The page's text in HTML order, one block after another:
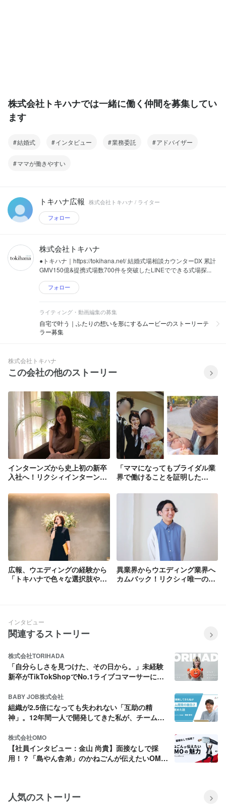
株式会社トキハナでは一緒に働く仲間を募集してい
ます
結婚式 インタビュー 業務委託 アドバイザー
ママが働きやすい
トキハナ広報 株式会社トキハナ / ライター
フォロー
株式会社トキハナ
●トキハナ｜https://tokihana.net/ 結婚式場相談カウンターDX 累計
GMV150億&提携式場数700件を突破したLINEでできる式場探...
フォロー
ライティング・動画編集の募集
自宅で叶う｜ふたりの想いを形にするムービーのストーリーテ
ラー募集
株式会社トキハナ
この会社の他のストーリー
インターンズから史上初の新卒
入社へ！リクシィインターンズ
ん】
「ママになってもブライダル業
界で働けることを証明した
ンタビュー【眞下菜摘さん】
広報、ウエディングの経験から
「トキハナで色々な選択肢や可
異業界からウエディング業界へ
カムバック！リクシィ唯一の全
インタビュー
関連するストーリー
株式会社TORIHADA
「自分らしさを見つけた、その日から。」未経験
新卒がTikTokShopでNo.1ライブコマーサーにな
BABY JOB株式会社
組織が2.5倍になっても失われない「互助の精
神」。12年間一人で開発してきた私が、チーム開
株式会社OMO
【社員インタビュー：金山 尚貴】面接なしで採
用！？「島やん舎弟」のかねごんが伝えたいOMO
人気のストーリー